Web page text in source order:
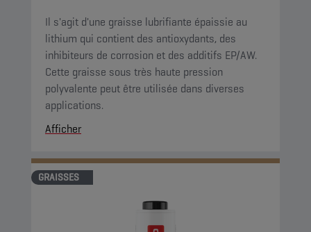
Il s'agit d'une graisse lubrifiante épaissie au
lithium qui contient des antioxydants, des
inhibiteurs de corrosion et des additifs EP/AW.
Cette graisse sous très haute pression
polyvalente peut être utilisée dans diverses
applications.
Afficher
GRAISSES